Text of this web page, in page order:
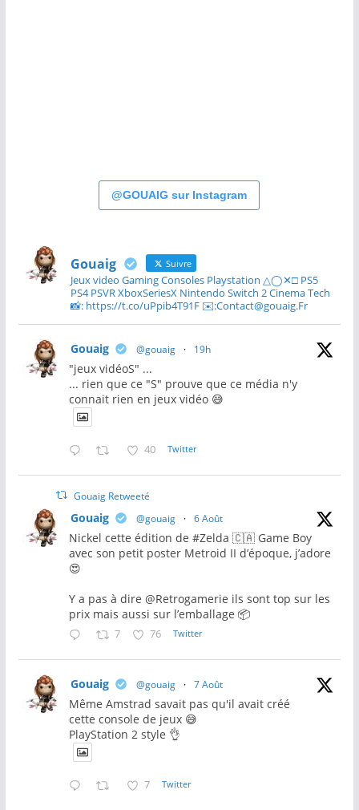
@GOUAIG sur Instagram
Gouaig Suivre
Jeux video Gaming Consoles Playstation △◯✕□ PS5
PS4 PSVR XboxSeriesX Nintendo Switch 2 Cinema Tech
📸: https://t.co/uPpib4T91F ✉️:Contact@gouaig.Fr
Gouaig @gouaig · 19h
"jeux vidéoS" ...
... rien que ce "S" prouve que ce média n'y
connait rien en jeux vidéo 😅
40 Twitter
Gouaig Retweeté
Gouaig @gouaig · 6 Août
Nickel cette édition de #Zelda 🇨🇦 Game Boy
avec son petit poster Metroid II d’époque, j’adore
😍
Y a pas à dire @Retrogamerie ils sont top sur les
prix mais aussi sur l’emballage 📦
7 76 Twitter
Gouaig @gouaig · 7 Août
Même Amstrad savait pas qu'il avait créé
cette console de jeux 😅
PlayStation 2 style 👌
7 Twitter